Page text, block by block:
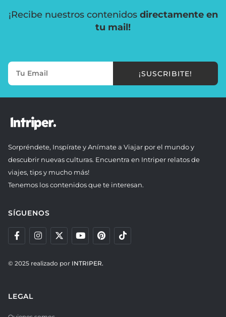
¡Recibe nuestros contenidos directamente en
tu mail!
¡SUSCRIBITE!
Sorpréndete, Inspírate y Anímate a Viajar por el mundo y
descubrir nuevas culturas. Encuentra en Intriper relatos de
viajes, tips y mucho más!
Tenemos los contenidos que te interesan.
SÍGUENOS
© 2025 realizado por INTRIPER.
LEGAL